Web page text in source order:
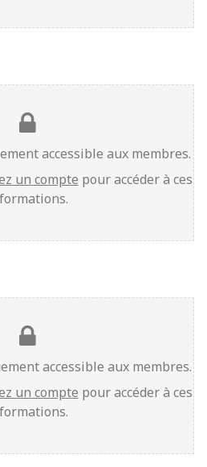
accessible aux membres.
un compte pour accéder à ces
accessible aux membres.
un compte pour accéder à ces